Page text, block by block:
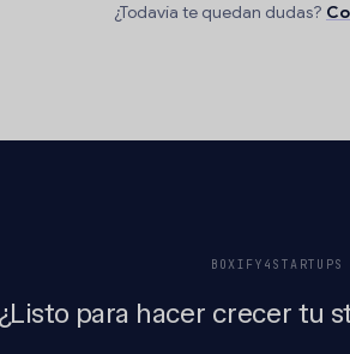
¿Todavía te quedan dudas?
BOXIFY4STARTUPS
¿Listo para hacer crecer tu